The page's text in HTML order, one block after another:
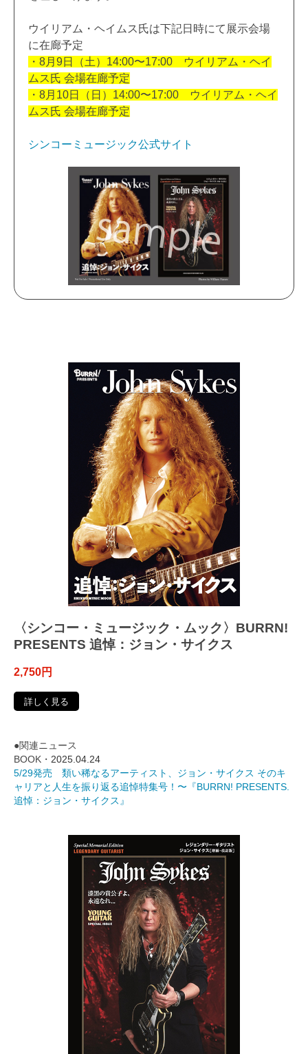
ウイリアム・ヘイムス氏は下記日時にて展示会場
に在廊予定
・8月9日（土）14:00〜17:00 ウイリアム・ヘイ
ムス氏 会場在廊予定
・8月10日（日）14:00〜17:00 ウイリアム・ヘイ
ムス氏 会場在廊予定
シンコーミュージック公式サイト
〈シンコー・ミュージック・ムック〉BURRN!
PRESENTS 追悼：ジョン・サイクス
2,750円
詳しく見る
●関連ニュース
BOOK・ 2025.04.24
5/29発売 類い稀なるアーティスト、ジョン・サイクス そのキ
ャリアと人生を振り返る追悼特集号！〜『BURRN! PRESENTS.
追悼：ジョン・サイクス』